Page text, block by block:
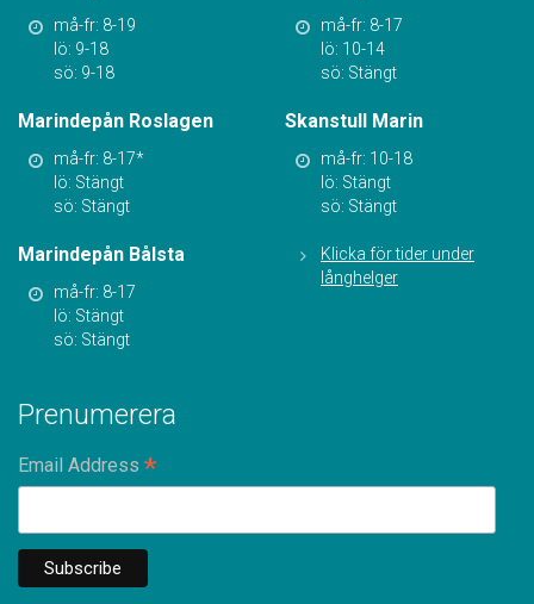
må-fr: 8-19
lö: 9-18
sö: 9-18
må-fr: 8-17
lö: 10-14
sö: Stängt
Marindepån Roslagen
må-fr: 8-17*
lö: Stängt
sö: Stängt
Skanstull Marin
må-fr: 10-18
lö: Stängt
sö: Stängt
Marindepån Bålsta
må-fr: 8-17
lö: Stängt
sö: Stängt
Klicka för tider under
långhelger
Prenumerera
Email Address *